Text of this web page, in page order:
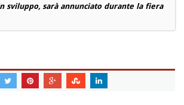
sviluppo, sarà annunciato durante la fiera